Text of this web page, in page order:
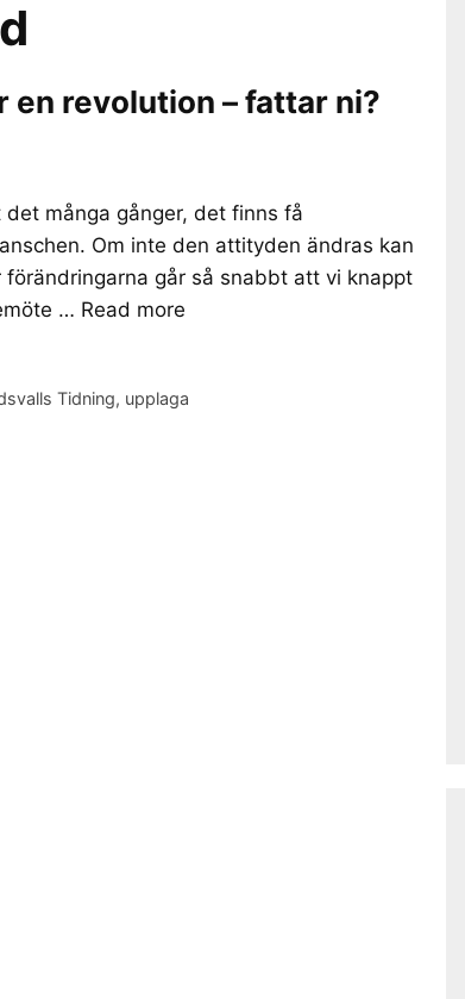
en revolution – fattar ni?
många gånger, det finns få
Om inte den attityden ändras kan
går så snabbt att vi knappt
… Read more
Tidning, upplaga